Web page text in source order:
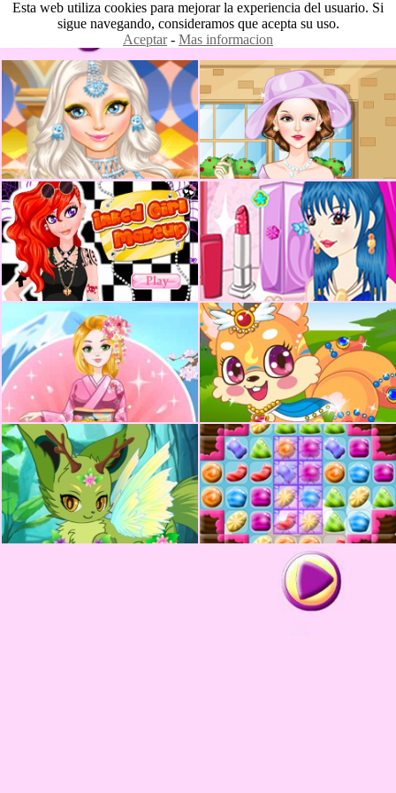
Esta web utiliza cookies para mejorar la experiencia del usuario. Si
sigue navegando, consideramos que acepta su uso.
Aceptar- Mas informacion